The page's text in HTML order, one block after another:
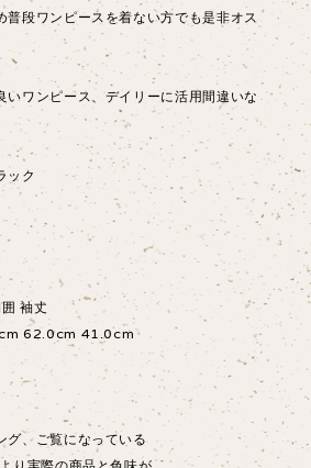
普段ワンピースを着ない方でも是非オス
いワンピース、デイリーに活用間違いな
ク
袖丈
62.0cm 41.0cm
、ご覧になっている